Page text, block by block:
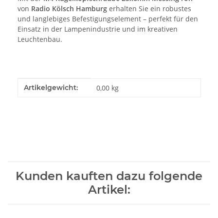
von Radio Kölsch Hamburg erhalten Sie ein robustes
und langlebiges Befestigungselement – perfekt für den
Einsatz in der Lampenindustrie und im kreativen
Leuchtenbau.
Produkteigenschaft
Wert
Artikelgewicht: 0,00 kg
Kunden kauften dazu folgende
Artikel: